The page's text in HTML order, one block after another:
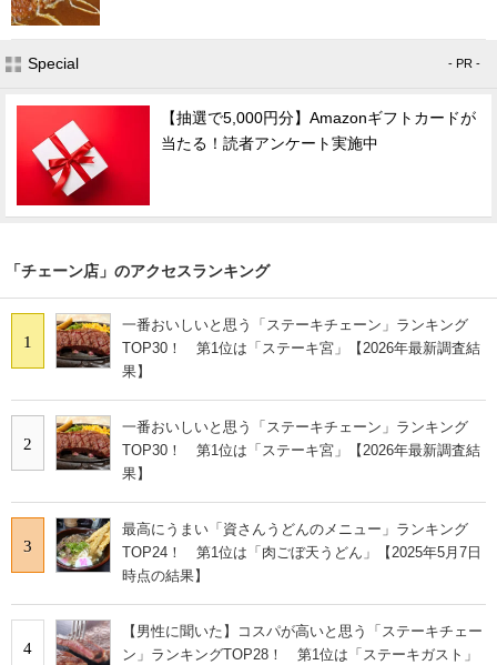
Special - PR -
【抽選で5,000円分】Amazonギフトカードが
当たる！読者アンケート実施中
「チェーン店」のアクセスランキング
1
一番おいしいと思う「ステーキチェーン」ランキング
TOP30！ 第1位は「ステーキ宮」【2026年最新調査結
果】
2
一番おいしいと思う「ステーキチェーン」ランキング
TOP30！ 第1位は「ステーキ宮」【2026年最新調査結
果】
3
最高にうまい「資さんうどんのメニュー」ランキング
TOP24！ 第1位は「肉ごぼ天うどん」【2025年5月7日
時点の結果】
4
【男性に聞いた】コスパが高いと思う「ステーキチェー
ン」ランキングTOP28！ 第1位は「ステーキガスト」